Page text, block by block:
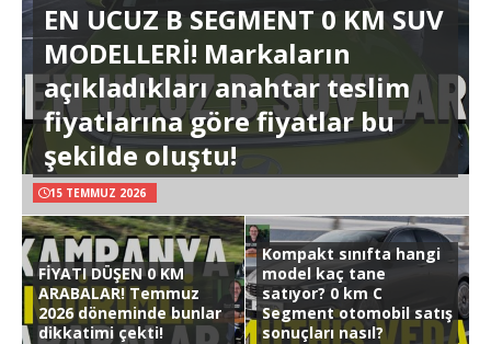
EN UCUZ B SEGMENT 0 KM SUV
MODELLERİ! Markaların
açıkladıkları anahtar teslim
fiyatlarına göre fiyatlar bu
şekilde oluştu!
15 TEMMUZ 2026
FİYATI DÜŞEN 0 KM
ARABALAR! Temmuz
2026 döneminde bunlar
dikkatimi çekti!
Kompakt sınıfta hangi
model kaç tane
satıyor? 0 km C
Segment otomobil satış
sonuçları nasıl?